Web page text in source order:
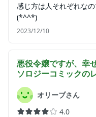
感じ方は人それぞれな
(*^^*)
2023/12/10
悪役令嬢ですが、幸
ソロジーコミックの
オリーブさん
4.0